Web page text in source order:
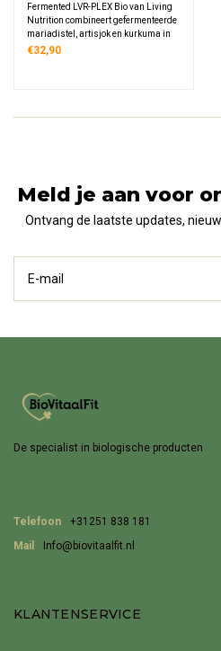
Fermented LVR-PLEX Bio van Living
Nutrition combineert gefermenteerde
mariadistel, artisjok en kurkuma in
een biologische formule. Deze unieke
€32,90
Meld je aan voor
Ontvang de laatste updates,
De specialist in biologische producten
Telefoon
+31251 838 181
Mail
Info@biovitaalfit.nl
KLANTENSERVICE